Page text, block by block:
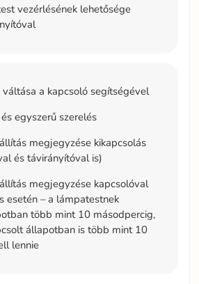
vezérlésének lehetősége
váltása a kapcsoló segítségével
egyszerű szerelés
megjegyzése kikapcsolás
és távirányítóval is)
megjegyzése kapcsolóval
esetén – a lámpatestnek
több mint 10 másodpercig,
állapotban is több mint 10
lennie